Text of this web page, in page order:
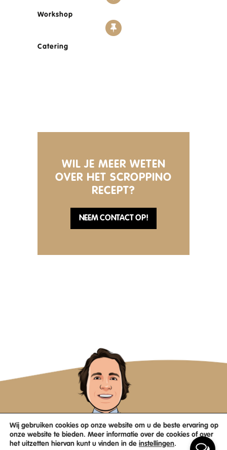
Workshop
Catering
WIL JE MEER WETEN
OVER HET SCROPPINO
RECEPT?
NEEM CONTACT OP!
Wij gebruiken cookies op onze website om u de beste ervaring op
onze website te bieden. Meer informatie over de cookies of over
het uitzetten hiervan kunt u vinden in de instellingen.